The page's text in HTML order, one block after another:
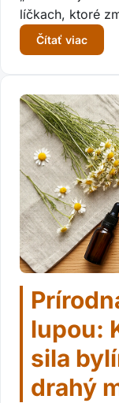
líčkach, ktoré
Čítať viac
lupou:
sila
drahý